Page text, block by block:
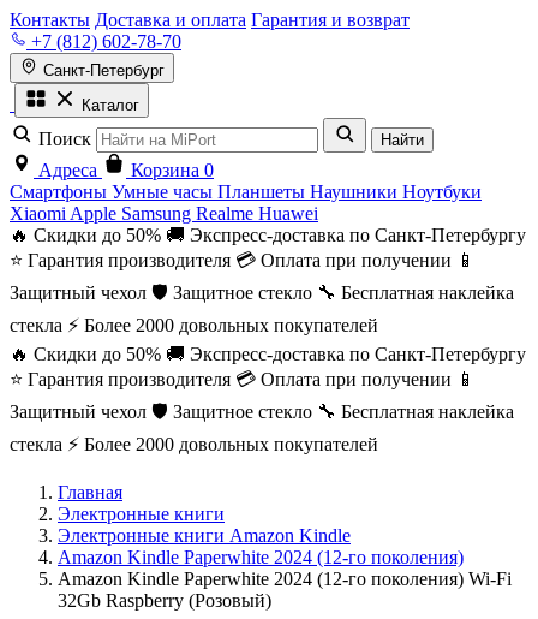
Контакты Доставка и оплата Гарантия и возврат
+7 (812) 602-78-70
Санкт-Петербург
Каталог
Поиск Найти
Адреса Корзина 0
Смартфоны Умные часы Планшеты Наушники Ноутбуки
Xiaomi Apple Samsung Realme Huawei
🔥 Скидки до 50% 🚚 Экспресс-доставка по Санкт-Петербургу
⭐ Гарантия производителя 💳 Оплата при получении 📱
Защитный чехол 🛡️ Защитное стекло 🔧 Бесплатная наклейка
стекла ⚡ Более 2000 довольных покупателей
🔥 Скидки до 50% 🚚 Экспресс-доставка по Санкт-Петербургу
⭐ Гарантия производителя 💳 Оплата при получении 📱
Защитный чехол 🛡️ Защитное стекло 🔧 Бесплатная наклейка
стекла ⚡ Более 2000 довольных покупателей
Главная
Электронные книги
Электронные книги Amazon Kindle
Amazon Kindle Paperwhite 2024 (12-го поколения)
Amazon Kindle Paperwhite 2024 (12-го поколения) Wi-Fi
32Gb Raspberry (Розовый)